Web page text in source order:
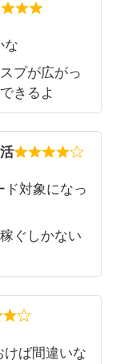
な
プが広がっ
きるよ
ド対象になっ
ぐしかない
けば間違いな